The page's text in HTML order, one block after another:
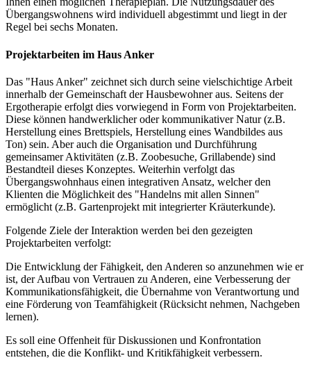
Übergangswohnens wird individuell abgestimmt und liegt in der
Regel bei sechs Monaten.
Projektarbeiten im Haus Anker
Das "Haus Anker" zeichnet sich durch seine vielschichtige Arbeit
innerhalb der Gemeinschaft der Hausbewohner aus. Seitens der
Ergotherapie erfolgt dies vorwiegend in Form von Projektarbeiten.
Diese können handwerklicher oder kommunikativer Natur (z.B.
Herstellung eines Brettspiels, Herstellung eines Wandbildes aus
Ton) sein. Aber auch die Organisation und Durchführung
gemeinsamer Aktivitäten (z.B. Zoobesuche, Grillabende) sind
Bestandteil dieses Konzeptes. Weiterhin verfolgt das
Übergangswohnhaus einen integrativen Ansatz, welcher den
Klienten die Möglichkeit des "Handelns mit allen Sinnen"
ermöglicht (z.B. Gartenprojekt mit integrierter Kräuterkunde).
Folgende Ziele der Interaktion werden bei den gezeigten
Projektarbeiten verfolgt:
Die Entwicklung der Fähigkeit, den Anderen so anzunehmen wie er
ist, der Aufbau von Vertrauen zu Anderen, eine Verbesserung der
Kommunikationsfähigkeit, die Übernahme von Verantwortung und
eine Förderung von Teamfähigkeit (Rücksicht nehmen, Nachgeben
lernen).
Es soll eine Offenheit für Diskussionen und Konfrontation
entstehen, die die Konflikt- und Kritikfähigkeit verbessern.